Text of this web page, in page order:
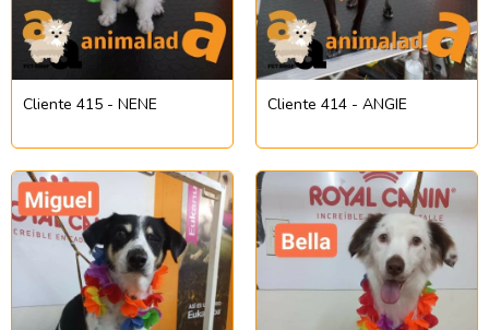
Cliente 415 - NENE Cliente 414 - ANGIE